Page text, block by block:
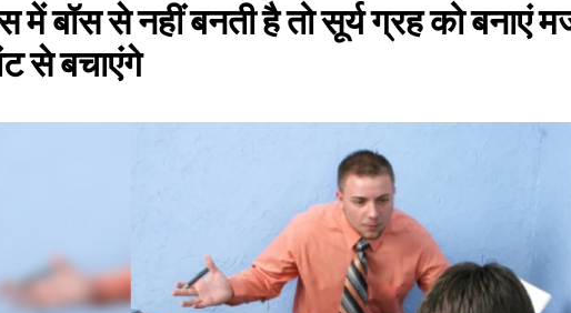
बॉस से नहीं बनती है तो सूर्य ग्रह को बनाएं
से बचाएंगे